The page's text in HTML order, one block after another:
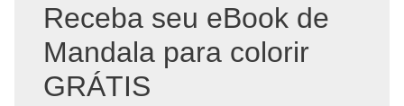
Receba seu eBook de
Mandala para colorir
GRÁTIS